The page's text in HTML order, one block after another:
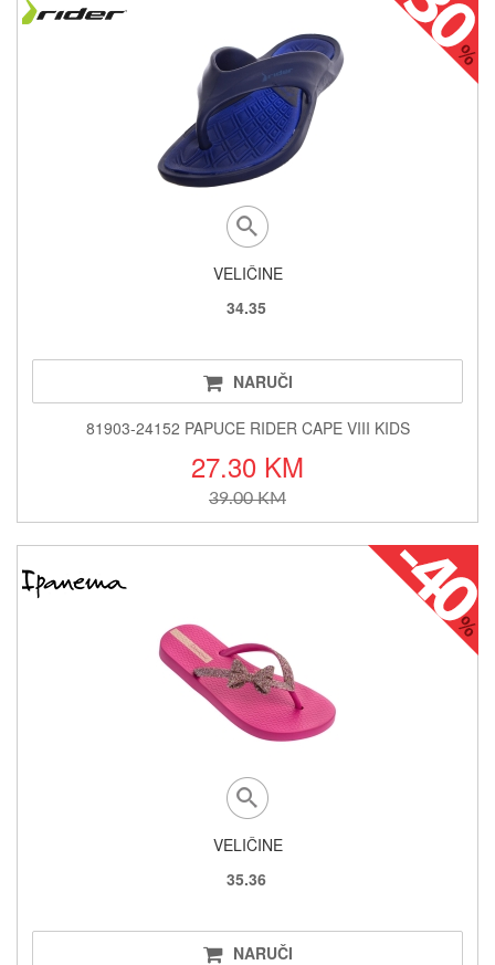
VELIČINE
34.35
NARUČI
81903-24152 PAPUCE RIDER CAPE VIII KIDS
27.30 KM
39.00 KM
VELIČINE
35.36
NARUČI